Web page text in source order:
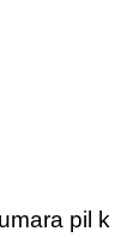
pil k